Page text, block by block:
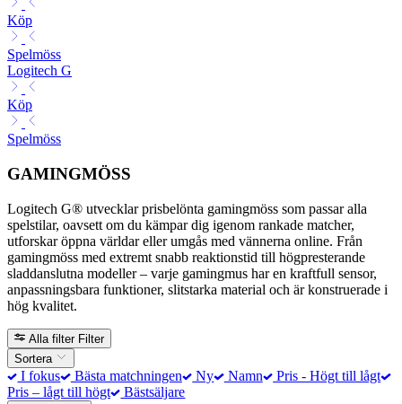
Köp
Spelmöss
Logitech G
Köp
Spelmöss
GAMINGMÖSS
Logitech G® utvecklar prisbelönta gamingmöss som passar alla
spelstilar, oavsett om du kämpar dig igenom rankade matcher,
utforskar öppna världar eller umgås med vännerna online. Från
gamingmöss med extremt snabb reaktionstid till högpresterande
sladdanslutna modeller – varje gamingmus har en kraftfull sensor,
anpassningsbara funktioner, slitstarka material och är konstruerade i
hög kvalitet.
Alla filter Filter
Sortera
I fokus Bästa matchningen Ny Namn
Pris - Högt till lågt
Pris – lågt till högt
Bästsäljare